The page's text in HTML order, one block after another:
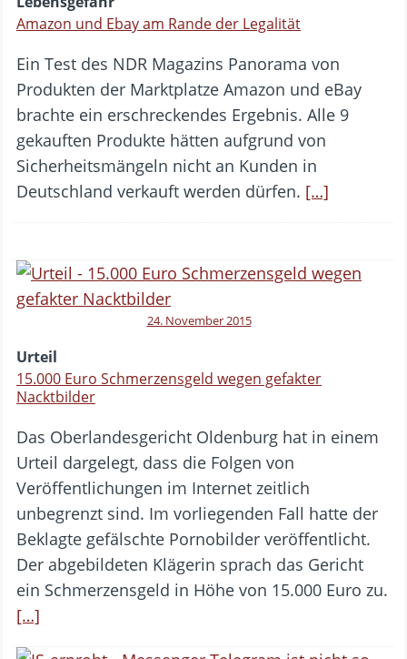
Amazon und Ebay am Rande der Legalität
Ein Test des NDR Magazins Panorama von
Produkten der Marktplatze Amazon und eBay
brachte ein erschreckendes Ergebnis. Alle 9
gekauften Produkte hätten aufgrund von
Sicherheitsmängeln nicht an Kunden in
Deutschland verkauft werden dürfen. […]
24. November 2015
Urteil
15.000 Euro Schmerzensgeld wegen gefakter
Nacktbilder
Das Oberlandesgericht Oldenburg hat in einem
Urteil dargelegt, dass die Folgen von
Veröffentlichungen im Internet zeitlich
unbegrenzt sind. Im vorliegenden Fall hatte der
Beklagte gefälschte Pornobilder veröffentlicht.
Der abgebildeten Klägerin sprach das Gericht
ein Schmerzensgeld in Höhe von 15.000 Euro zu.
[…]